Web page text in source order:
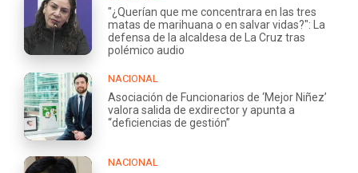
"¿Querían que me concentrara en las tres
matas de marihuana o en salvar vidas?": La
defensa de la alcaldesa de La Cruz tras
polémico audio
NACIONAL
Asociación de Funcionarios de ‘Mejor Niñez’
valora salida de exdirector y apunta a
“deficiencias de gestión”
NACIONAL